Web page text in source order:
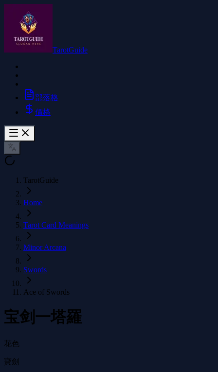
TarotGuide
部落格
價格
TarotGuide
Home
Tarot Card Meanings
Minor Arcana
Swords
Ace of Swords
宝剑一塔羅
花色
寶劍